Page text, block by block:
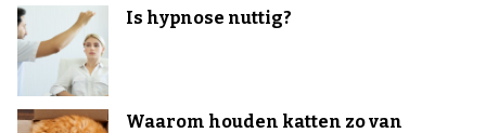
Is hypnose nuttig?
Waarom houden katten zo van